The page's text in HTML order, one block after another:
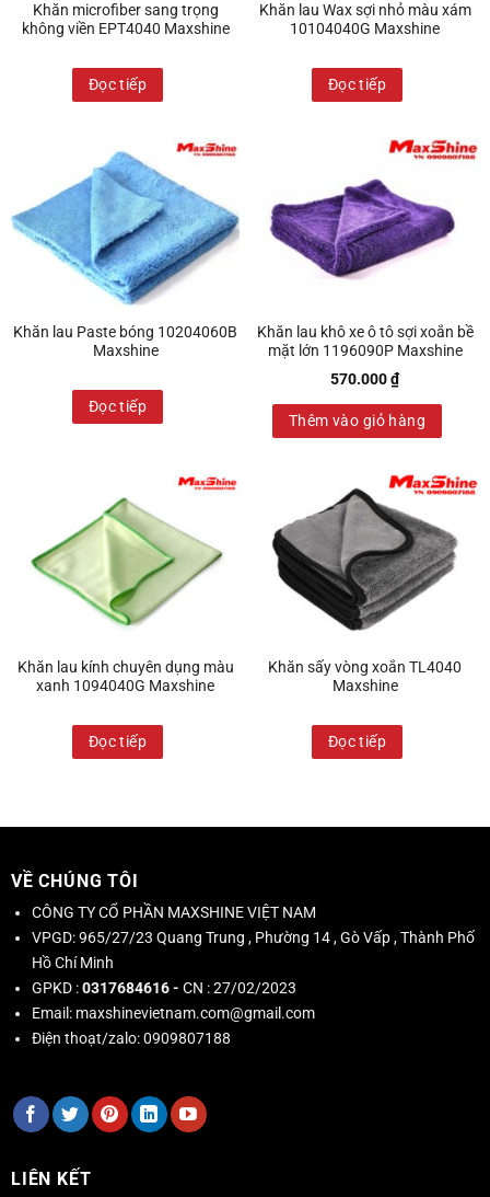
Khăn microfiber sang trọng
không viền EPT4040 Maxshine
Đọc tiếp
Khăn lau Wax sợi nhỏ màu xám
10104040G Maxshine
Đọc tiếp
Khăn lau Paste bóng 10204060B
Maxshine
Đọc tiếp
Khăn lau khô xe ô tô sợi xoắn bề
mặt lớn 1196090P Maxshine
570.000₫
Thêm vào giỏ hàng
Khăn lau kính chuyên dụng màu
xanh 1094040G Maxshine
Đọc tiếp
Khăn sấy vòng xoắn TL4040
Maxshine
Đọc tiếp
VỀ CHÚNG TÔI
CÔNG TY CỔ PHẦN MAXSHINE VIỆT NAM
VPGD:965/27/23 Quang Trung , Phường 14 , Gò Vấp , Thành Phố
Hồ Chí Minh
GPKD :0317684616 - CN : 27/02/2023
Email: maxshinevietnam.com@gmail.com
Điện thoạt/zalo:0909807188
LIÊN KẾT